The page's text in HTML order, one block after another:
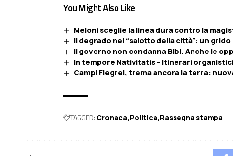
You Might Also Like
Meloni sceglie la linea dura contro la
Il degrado nel “salotto della città”: un
Il governo non condanna Bibi. Anche le
In tempore Nativitatis – Itinerari organistici
Campi Flegrei, trema ancora la terra:
TAGGED: Cronaca Politica Rassegna stampa